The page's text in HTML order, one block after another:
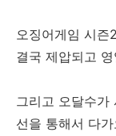
오징어게임 시즌
결국 제압되고
그리고 오달수가
선을 통해서 다